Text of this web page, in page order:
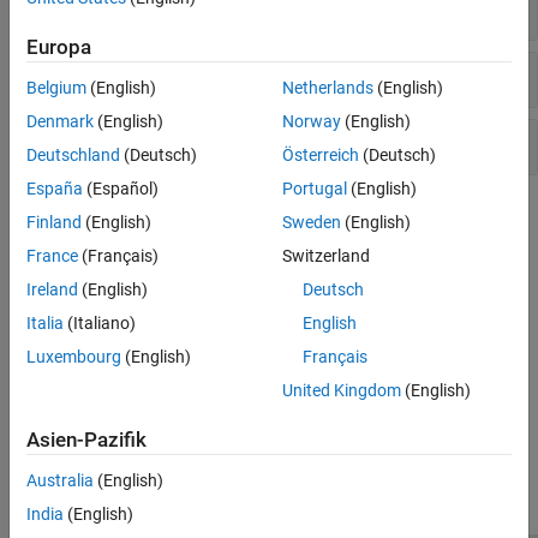
Noise Sources
Topics
Model Drivetrain Noise
Model random noise in a drivetrain.
Model and Detect Drivetrain Faults
Model faults that disturb drivetrains.
Europa
Belgium (English)
Denmark (English)
Deutschland (Deutsch)
España (Español)
Finland (English)
France (Français)
Ireland (English)
Italia (Italiano)
Luxembourg (English)
Netherlands(English)
Norway(English)
Österreich (Deutsch)
Portugal (English)
Sweden (English)
Switzerland
Deutsch
English
Français
United Kingdom(English)
Asien-Pazifik
Australia (English)
India (English)